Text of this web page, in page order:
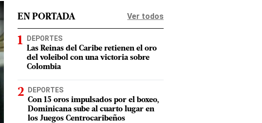
EN PORTADA Ver todos
DEPORTES
Las Reinas del Caribe retienen el oro
del voleibol con una victoria sobre
Colombia
DEPORTES
Con 15 oros impulsados por el boxeo,
Dominicana sube al cuarto lugar en
los Juegos Centrocaribeños